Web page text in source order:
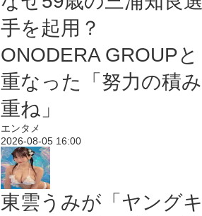
手を起用？
ONODERA GROUPと
重なった「努力の積み
重ね」
エンタメ
2026-08-05 16:00
東雲うみが「ヤングキ